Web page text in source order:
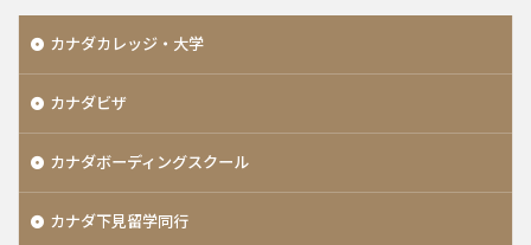
カナダカレッジ・大学
カナダビザ
カナダボーディングスクール
カナダ下見留学同行